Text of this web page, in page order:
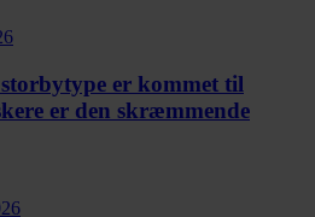
er kommet til
er den skræmmende